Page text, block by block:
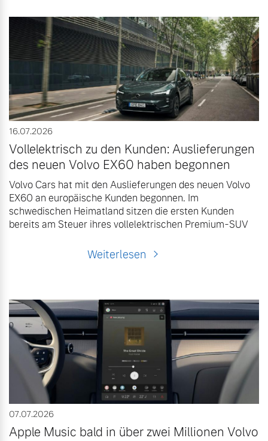
16.07.2026
Vollelektrisch zu den Kunden: Auslieferungen
des neuen Volvo EX60 haben begonnen
Volvo Cars hat mit den Auslieferungen des neuen Volvo
EX60 an europäische Kunden begonnen. Im
schwedischen Heimatland sitzen die ersten Kunden
bereits am Steuer ihres vollelektrischen Premium-SUV
Weiterlesen
07.07.2026
Apple Music bald in über zwei Millionen Volvo